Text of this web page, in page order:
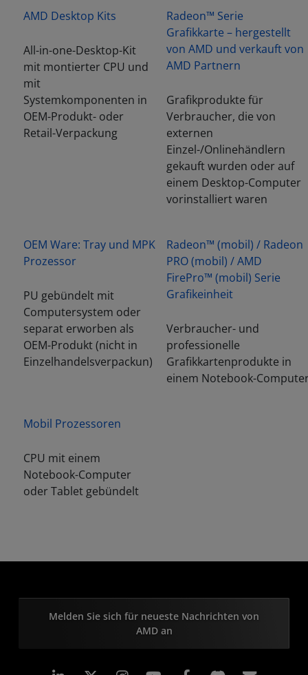
AMD Desktop Kits
All-in-one-Desktop-Kit
mit montierter CPU und
mit
Systemkomponenten in
OEM-Produkt- oder
Retail-Verpackung
Radeon™ Serie
Grafikkarte – hergestellt
von AMD und verkauft von
AMD Partnern
Grafikprodukte für
Verbraucher, die von
externen
Einzel-/Onlinehändlern
gekauft wurden oder auf
einem Desktop-Computer
vorinstalliert waren
OEM Ware: Tray und MPK
Prozessor
PU gebündelt mit
Computersystem oder
separat erworben als
OEM-Produkt (nicht in
Einzelhandelsverpackun)
Radeon™ (mobil) / Radeon
PRO (mobil) / AMD
FirePro™ (mobil) Serie
Grafikeinheit
Verbraucher- und
professionelle
Grafikkartenprodukte in
einem Notebook-
Mobil Prozessoren
CPU mit einem
Notebook-Computer
oder Tablet gebündelt
Melden Sie sich für neueste Nachrichten von
AMD an